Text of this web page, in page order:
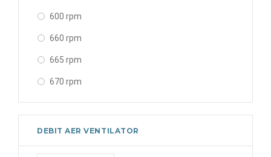
710 mm
600 rpm
660 rpm
665 rpm
670 rpm
700 rpm
720 rpm
DEBIT AER VENTILATOR